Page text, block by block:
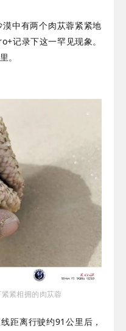
中有两个肉苁蓉紧紧地
记录下这一罕见现象。
。
紧相拥的肉苁蓉
距离行驶约91公里后，